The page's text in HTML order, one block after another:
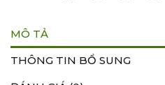
MÔ TẢ
THÔNG TIN BỔ SUNG